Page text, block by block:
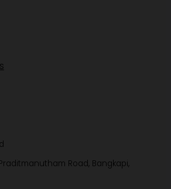
Road, Bangkapi,